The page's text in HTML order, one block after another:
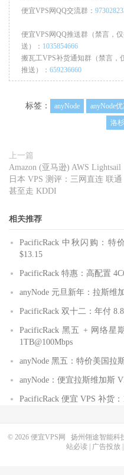
便宜VPS网QQ交流群：
便宜VPS网QQ推送群（禁言，
送）： 1035854666
搬瓦工VPS补货通知群（禁言，
推送）： 659236660
标签： anyNode anyNode
洛
上一篇
Amazon (亚马逊) AWS Lightsail
日本 VPS 测评：三网直连 联通
甚至走 KDDI
相关推荐
PacificRack 中秋闪购：特
$13.15
PacificRack 特惠：高配置
anyNode 元旦新年：拉斯维
PacificRack 双十二：年付
PacificRack 黑五 + 网络星
1TB@100Mbps
anyNode 黑五：特价美国拉
anyNode：便宜拉斯维加斯
PacificRack 便宜 VPS 补货
© 2026 便宜VPS网 扬州翎途智能科
站必读
广告投放|